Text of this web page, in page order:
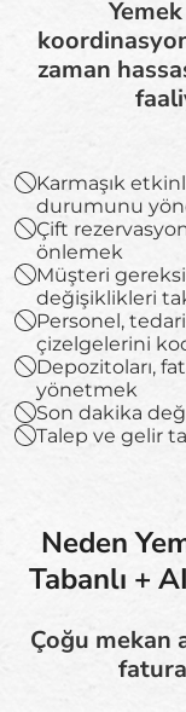
zaman
Karmaşık
durumunu
Çift
önlemek
Müşteri
değişiklikleri
Personel,
çizelgelerini
Depozitoları,
yönetmek
Son dakika
Talep ve gelir
Neden
Tabanlı +
Çoğu mekan